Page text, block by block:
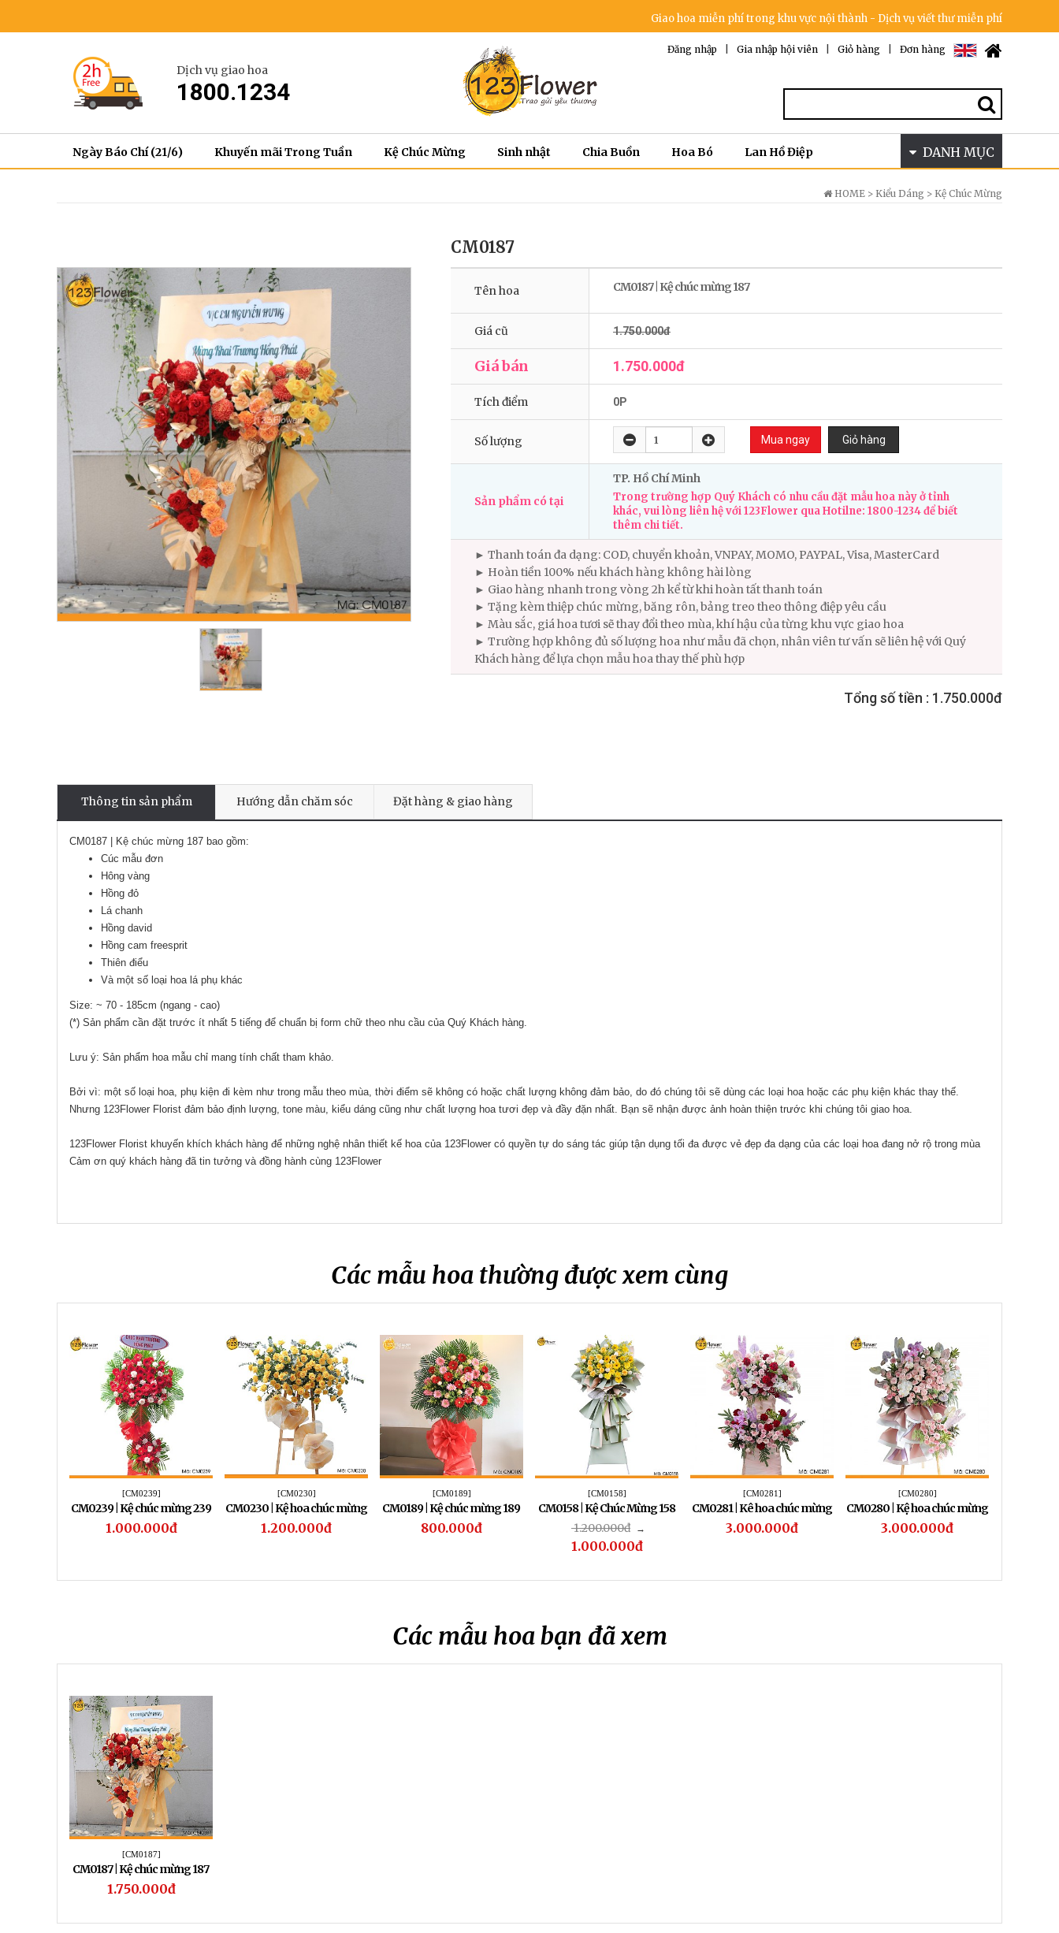
Giao hoa miễn phí trong khu vực nội thành - Dịch vụ viết thư miễn phí - Cam kết không
Dịch vụ giao hoa
1800.1234
Đơn hàng
Giỏ hàng
Gia nhập hội viên
Đăng nhập
Ngày Báo Chí (21/6) Khuyến mãi Trong Tuần Kệ Chúc Mừng Sinh nhật Chia Buồn Hoa Bó Lan Hồ Điệp DANH MỤC
HOME > Kiểu Dáng > Kệ Chúc Mừng
CM0187
Tên hoa CM0187 | Kệ chúc mừng 187
Giá cũ 1.750.000đ
Giá bán 1.750.000đ
Tích điểm 0P
Số lượng
Sản phẩm có tại
TP. Hồ Chí Minh
Trong trường hợp Quý Khách có nhu cầu đặt mẫu hoa này ở tỉnh
khác, vui lòng liên hệ với 123Flower qua Hotilne: 1800-1234 để biết
thêm chi tiết.
► Thanh toán đa dạng: COD, chuyển khoản, VNPAY, MOMO, PAYPAL, Visa, MasterCard
► Hoàn tiền 100% nếu khách hàng không hài lòng
► Giao hàng nhanh trong vòng 2h kể từ khi hoàn tất thanh toán
► Tặng kèm thiệp chúc mừng, băng rôn, bảng treo theo thông điệp yêu cầu
► Màu sắc, giá hoa tươi sẽ thay đổi theo mùa, khí hậu của từng khu vực giao hoa
► Trường hợp không đủ số lượng hoa như mẫu đã chọn, nhân viên tư vấn sẽ liên hệ với Quý
Khách hàng để lựa chọn mẫu hoa thay thế phù hợp
Tổng số tiền : 1.750.000đ
Thông tin sản phẩm Hướng dẫn chăm sóc Đặt hàng & giao hàng
CM0187 | Kệ chúc mừng 187 bao gồm:
Cúc mẫu đơn
Hông vàng
Hồng đỏ
Lá chanh
Hồng david
Hồng cam freesprit
Thiên điểu
Và một số loại hoa lá phụ khác
Size: ~ 70 - 185cm (ngang - cao)
(*) Sản phẩm cần đặt trước ít nhất 5 tiếng để chuẩn bị form chữ theo nhu cầu của Quý Khách hàng.
Lưu ý: Sản phẩm hoa mẫu chỉ mang tính chất tham khảo.
Bởi vì: một số loại hoa, phụ kiện đi kèm như trong mẫu theo mùa, thời điểm sẽ không có hoặc chất lượng không đảm bảo, do đó chúng tôi sẽ dùng các loại hoa hoặc các phụ kiện khác thay thế.
Nhưng 123Flower Florist đảm bảo định lượng, tone màu, kiểu dáng cũng như chất lượng hoa tươi đẹp và đầy đặn nhất. Bạn sẽ nhận được ảnh hoàn thiện trước khi chúng tôi giao hoa.
123Flower Florist khuyến khích khách hàng để những nghệ nhân thiết kế hoa của 123Flower có quyền tự do sáng tác giúp tận dụng tối đa được vẻ đẹp đa dạng của các loại hoa đang nở rộ trong mùa
Cảm ơn quý khách hàng đã tin tưởng và đồng hành cùng 123Flower
Các mẫu hoa thường được xem cùng
[CM0239]
CM0239 | Kệ chúc mừng 239
1.000.000đ
[CM0230]
CM0230 | Kệ hoa chúc mừng
230
1.200.000đ
[CM0189]
CM0189 | Kệ chúc mừng 189
800.000đ
[CM0158]
CM0158 | Kệ Chúc Mừng 158
1.200.000đ →
1.000.000đ
[CM0281]
CM0281 | Kê hoa chúc mừng
281
3.000.000đ
[CM0280]
CM0280 | Kệ hoa chúc mừng
280
3.000.000đ
Các mẫu hoa bạn đã xem
[CM0187]
CM0187 | Kệ chúc mừng 187
1.750.000đ